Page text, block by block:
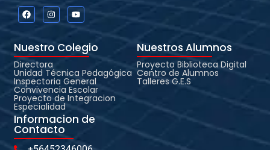
Nuestro Colegio
Directora
Unidad Técnica Pedagógica
Inspectoria General
Convivencia Escolar
Proyecto de Integracion
Especialidad
Nuestros Alumnos
Proyecto Biblioteca Digital
Centro de Alumnos
Talleres G.E.S
Informacion de
Contacto